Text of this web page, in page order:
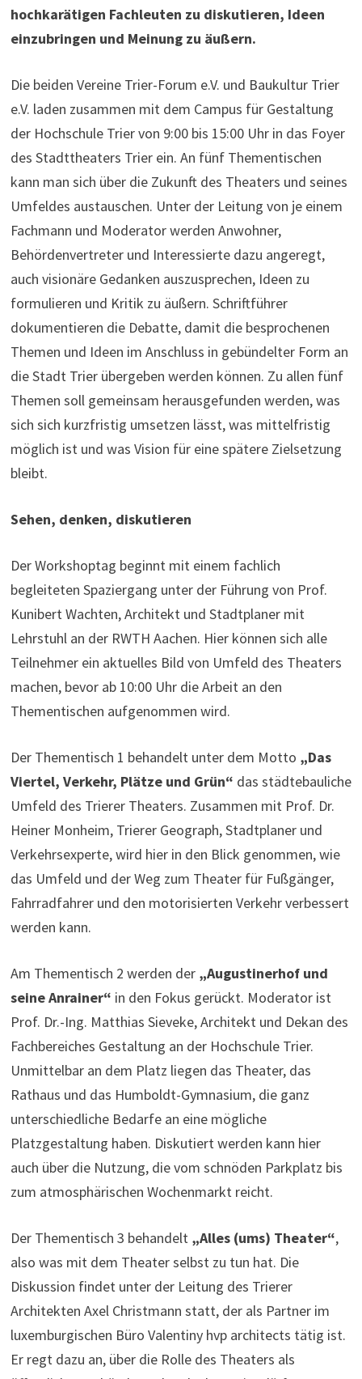
hochkarätigen Fachleuten zu diskutieren, Ideen
einzubringen und Meinung zu äußern.
Die beiden Vereine Trier-Forum e.V. und Baukultur Trier
e.V. laden zusammen mit dem Campus für Gestaltung
der Hochschule Trier von 9:00 bis 15:00 Uhr in das Foyer
des Stadttheaters Trier ein. An fünf Thementischen
kann man sich über die Zukunft des Theaters und seines
Umfeldes austauschen. Unter der Leitung von je einem
Fachmann und Moderator werden Anwohner,
Behördenvertreter und Interessierte dazu angeregt,
auch visionäre Gedanken auszusprechen, Ideen zu
formulieren und Kritik zu äußern. Schriftführer
dokumentieren die Debatte, damit die besprochenen
Themen und Ideen im Anschluss in gebündelter Form an
die Stadt Trier übergeben werden können. Zu allen fünf
Themen soll gemeinsam herausgefunden werden, was
sich sich kurzfristig umsetzen lässt, was mittelfristig
möglich ist und was Vision für eine spätere Zielsetzung
bleibt.
Sehen, denken, diskutieren
Der Workshoptag beginnt mit einem fachlich
begleiteten Spaziergang unter der Führung von Prof.
Kunibert Wachten, Architekt und Stadtplaner mit
Lehrstuhl an der RWTH Aachen. Hier können sich alle
Teilnehmer ein aktuelles Bild von Umfeld des Theaters
machen, bevor ab 10:00 Uhr die Arbeit an den
Thementischen aufgenommen wird.
Der Thementisch 1 behandelt unter dem Motto „Das
Viertel, Verkehr, Plätze und Grün“ das städtebauliche
Umfeld des Trierer Theaters. Zusammen mit Prof. Dr.
Heiner Monheim, Trierer Geograph, Stadtplaner und
Verkehrsexperte, wird hier in den Blick genommen, wie
das Umfeld und der Weg zum Theater für Fußgänger,
Fahrradfahrer und den motorisierten Verkehr verbessert
werden kann.
Am Thementisch 2 werden der „Augustinerhof und
seine Anrainer“ in den Fokus gerückt. Moderator ist
Prof. Dr.-Ing. Matthias Sieveke, Architekt und Dekan des
Fachbereiches Gestaltung an der Hochschule Trier.
Unmittelbar an dem Platz liegen das Theater, das
Rathaus und das Humboldt-Gymnasium, die ganz
unterschiedliche Bedarfe an eine mögliche
Platzgestaltung haben. Diskutiert werden kann hier
auch über die Nutzung, die vom schnöden Parkplatz bis
zum atmosphärischen Wochenmarkt reicht.
Der Thementisch 3 behandelt „Alles (ums) Theater“,
also was mit dem Theater selbst zu tun hat. Die
Diskussion findet unter der Leitung des Trierer
Architekten Axel Christmann statt, der als Partner im
luxemburgischen Büro Valentiny hvp architects tätig ist.
Er regt dazu an, über die Rolle des Theaters als